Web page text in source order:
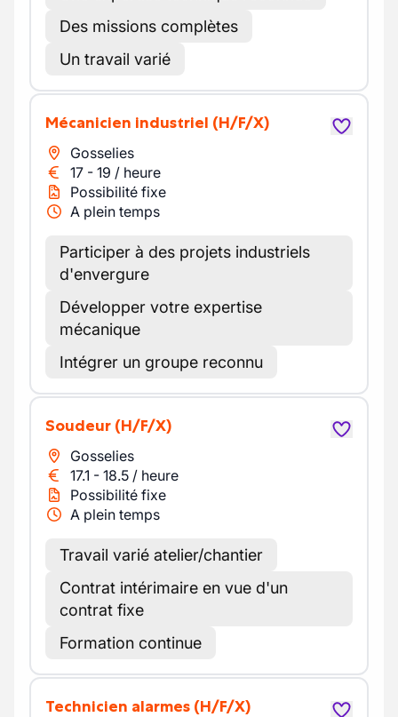
Des missions complètes
Un travail varié
Mécanicien industriel (H/F/X)
Gosselies
17 - 19 / heure
Possibilité fixe
A plein temps
Participer à des projets industriels
d'envergure
Développer votre expertise
mécanique
Intégrer un groupe reconnu
Soudeur (H/F/X)
Gosselies
17.1 - 18.5 / heure
Possibilité fixe
A plein temps
Travail varié atelier/chantier
Contrat intérimaire en vue d'un
contrat fixe
Formation continue
Technicien alarmes (H/F/X)